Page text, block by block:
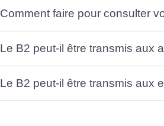
Comment faire pour consulter
Le B2 peut-il être transmis aux
Le B2 peut-il être transmis aux